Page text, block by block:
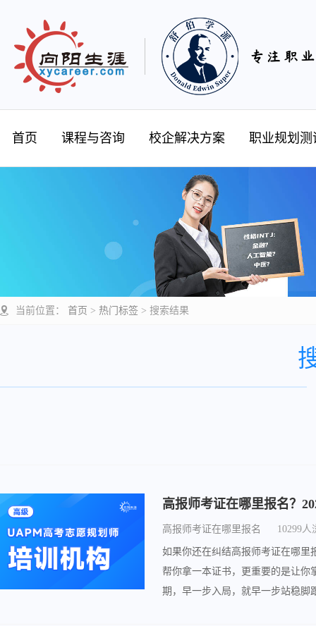
首页 课程与咨询 校企解决方案 职业规划测
当前位置： 首页 > 热门标签 > 搜索结果
高报师考证在哪里报名 10299人
如果你还在纠结高报师考证在哪里
帮你拿一本证书，更重要的是让你
期，早一步入局，就早一步站稳脚